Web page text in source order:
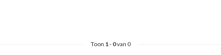
Toon 1- 0van 0